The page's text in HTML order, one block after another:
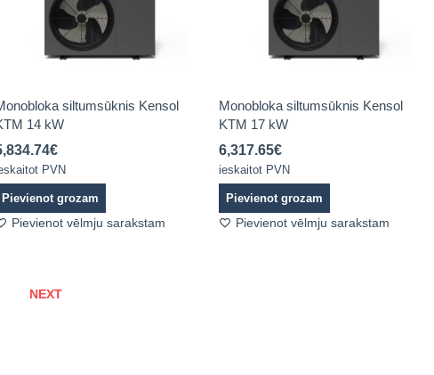
siltumsūknis Kensol
14 kW
€
PVN
Pievienot grozam
Pievienot vēlmju sarakstam
Monobloka siltumsūknis Kensol
KTM 17 kW
6,317.65€
ieskaitot PVN
Pievienot grozam
Pievienot vēlmju sarakstam
NEXT